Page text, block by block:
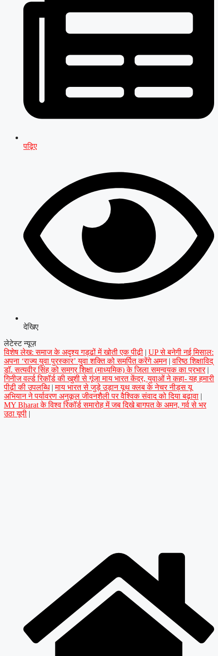
पढ़िए
देखिए
लेटेस्ट न्यूज़
विशेष लेख: समाज के अदृश्य गड्ढों में खोती एक पीढ़ी | UP से बनेगी नई मिसाल:
अपना ‘राज्य युवा पुरस्कार’ युवा शक्ति को समर्पित करेंगे अमन | वरिष्ठ शिक्षाविद्
डॉ. सत्यवीर सिंह को समग्र शिक्षा (माध्यमिक) के जिला समन्वयक का प्रभार |
गिनीज वर्ल्ड रिकॉर्ड की खुशी से गूंजा माय भारत केंद्र, युवाओं ने कहा- यह हमारी
पीढ़ी की उपलब्धि | माय भारत से जुड़े उड़ान यूथ क्लब के नेचर नीड्स यू
अभियान ने पर्यावरण अनुकूल जीवनशैली पर वैश्विक संवाद को दिया बढ़ावा |
MY Bharat के विश्व रिकॉर्ड समारोह में जब दिखे बागपत के अमन, गर्व से भर
उठा यूपी |